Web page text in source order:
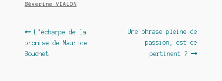
Séverine VIALON
Navigation
de
Article
précédent :
L’écharpe de la
promise de Maurice
Bouchet
Article
suivant :
Une phrase pleine de
passion, est-ce
pertinent ?